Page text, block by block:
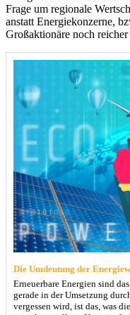
Frage um regionale
anstatt Energiekonzerne,
Großaktionäre noch reicher
Die Umdeutung der
Erneuerbare Energien sind
gerade in der Umsetzung
vergessen wird, ist das, was